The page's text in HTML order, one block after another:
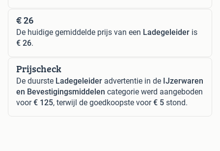
€ 26
De huidige gemiddelde prijs van een Ladegeleider is
€ 26.
Prijscheck
De duurste Ladegeleider advertentie in de IJzerwaren
en Bevestigingsmiddelen categorie werd aangeboden
voor€ 125, terwijl de goedkoopste voor€ 5 stond.